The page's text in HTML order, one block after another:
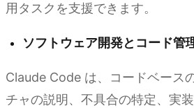
用タスクを支援できます。
ソフトウェア開発とコード管
Claude Code は、コードベース
チャの説明、不具合の特定、実